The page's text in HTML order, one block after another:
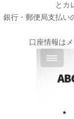
とカ
銀行・郵便局支払い
口座情報は